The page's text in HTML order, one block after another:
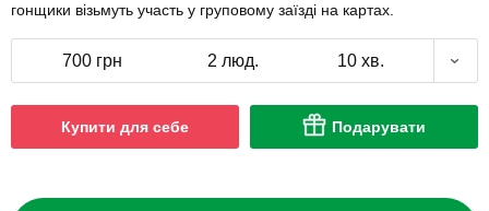
гонщики візьмуть участь у груповому заїзді на картах.
700 грн 2 люд. 10 хв.
Купити для себе Подарувати